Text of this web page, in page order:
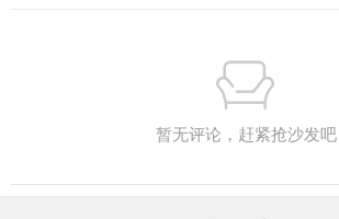
暂无评论，赶紧抢沙发吧